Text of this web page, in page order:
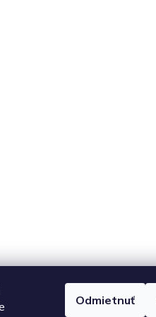
Odmietnuť